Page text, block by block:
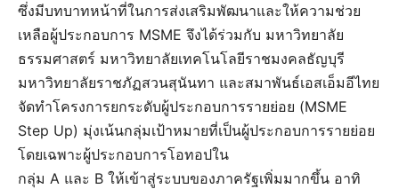
ซึ่งมีบทบาทหน้าที่ในการส่งเสริมพัฒนาและให้ความช่วย
เหลือผู้ประกอบการ MSME จึงได้ร่วมกับ มหาวิทยาลัย
ธรรมศาสตร์ มหาวิทยาลัยเทคโนโลยีราชมงคลธัญบุรี
มหาวิทยาลัยราชภัฏสวนสุนันทา และสมาพันธ์เอสเอ็มอีไทย
จัดทำโครงการยกระดับผู้ประกอบการรายย่อย (MSME
Step Up) มุ่งเน้นกลุ่มเป้าหมายที่เป็นผู้ประกอบการรายย่อย
โดยเฉพาะผู้ประกอบการโอทอปใน
กลุ่ม A และ B ให้เข้าสู่ระบบของภาครัฐเพิ่มมากขึ้น อาทิ